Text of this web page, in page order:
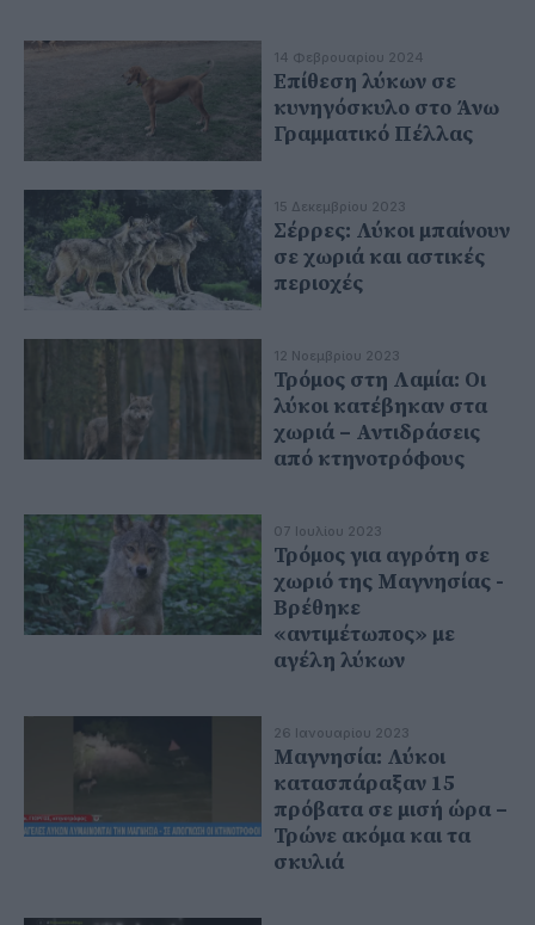
14 Φεβρουαρίου 2024
Επίθεση λύκων σε
κυνηγόσκυλο στο Άνω
Γραμματικό Πέλλας
15 Δεκεμβρίου 2023
Σέρρες: Λύκοι μπαίνουν
σε χωριά και αστικές
περιοχές
12 Νοεμβρίου 2023
Τρόμος στη Λαμία: Οι
λύκοι κατέβηκαν στα
χωριά – Αντιδράσεις
από κτηνοτρόφους
07 Ιουλίου 2023
Τρόμος για αγρότη σε
χωριό της Μαγνησίας -
Βρέθηκε
«αντιμέτωπος» με
αγέλη λύκων
26 Ιανουαρίου 2023
Μαγνησία: Λύκοι
κατασπάραξαν 15
πρόβατα σε μισή ώρα –
Τρώνε ακόμα και τα
σκυλιά